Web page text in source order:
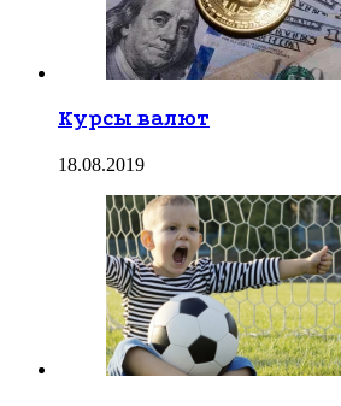
Курсы валют
18.08.2019